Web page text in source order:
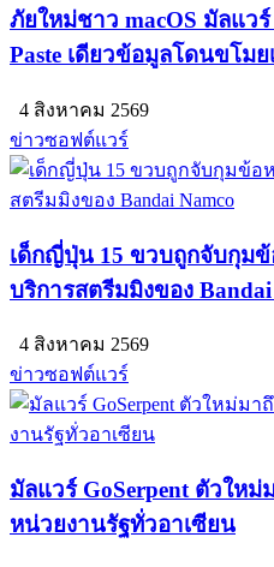
ภัยใหม่ชาว macOS มัลแว
Paste เดียวข้อมูลโดนขโมย
4 สิงหาคม 2569
ข่าวซอฟต์แวร์
เด็กญี่ปุ่น 15 ขวบถูกจับกุม
บริการสตรีมมิงของ Bandai
4 สิงหาคม 2569
ข่าวซอฟต์แวร์
มัลแวร์ GoSerpent ตัวให
หน่วยงานรัฐทั่วอาเซียน